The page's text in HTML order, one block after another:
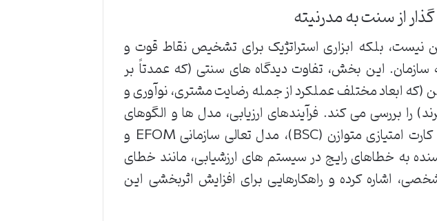
از سنت به مدرنیته
نیست، بلکه ابزاری استراتژیک برای تشخیص نقاط قوت و
این بخش، تفاوت دیدگاه های سنتی (که عمدتاً بر
(که ابعاد مختلف عملکرد از جمله رضایت مشتری، نوآوری و
را بررسی می کند. فرآیندهای ارزیابی، مدل ها و الگوهای
متنوعی را شامل می شوند، از جمله کارت امتیازی متوازن (BSC)، مدل تعالی سازمانی EFQM و
به خطاهای رایج در سیستم های ارزشیابی، مانند خطای
اشاره کرده و راهکارهایی برای افزایش اثربخشی این